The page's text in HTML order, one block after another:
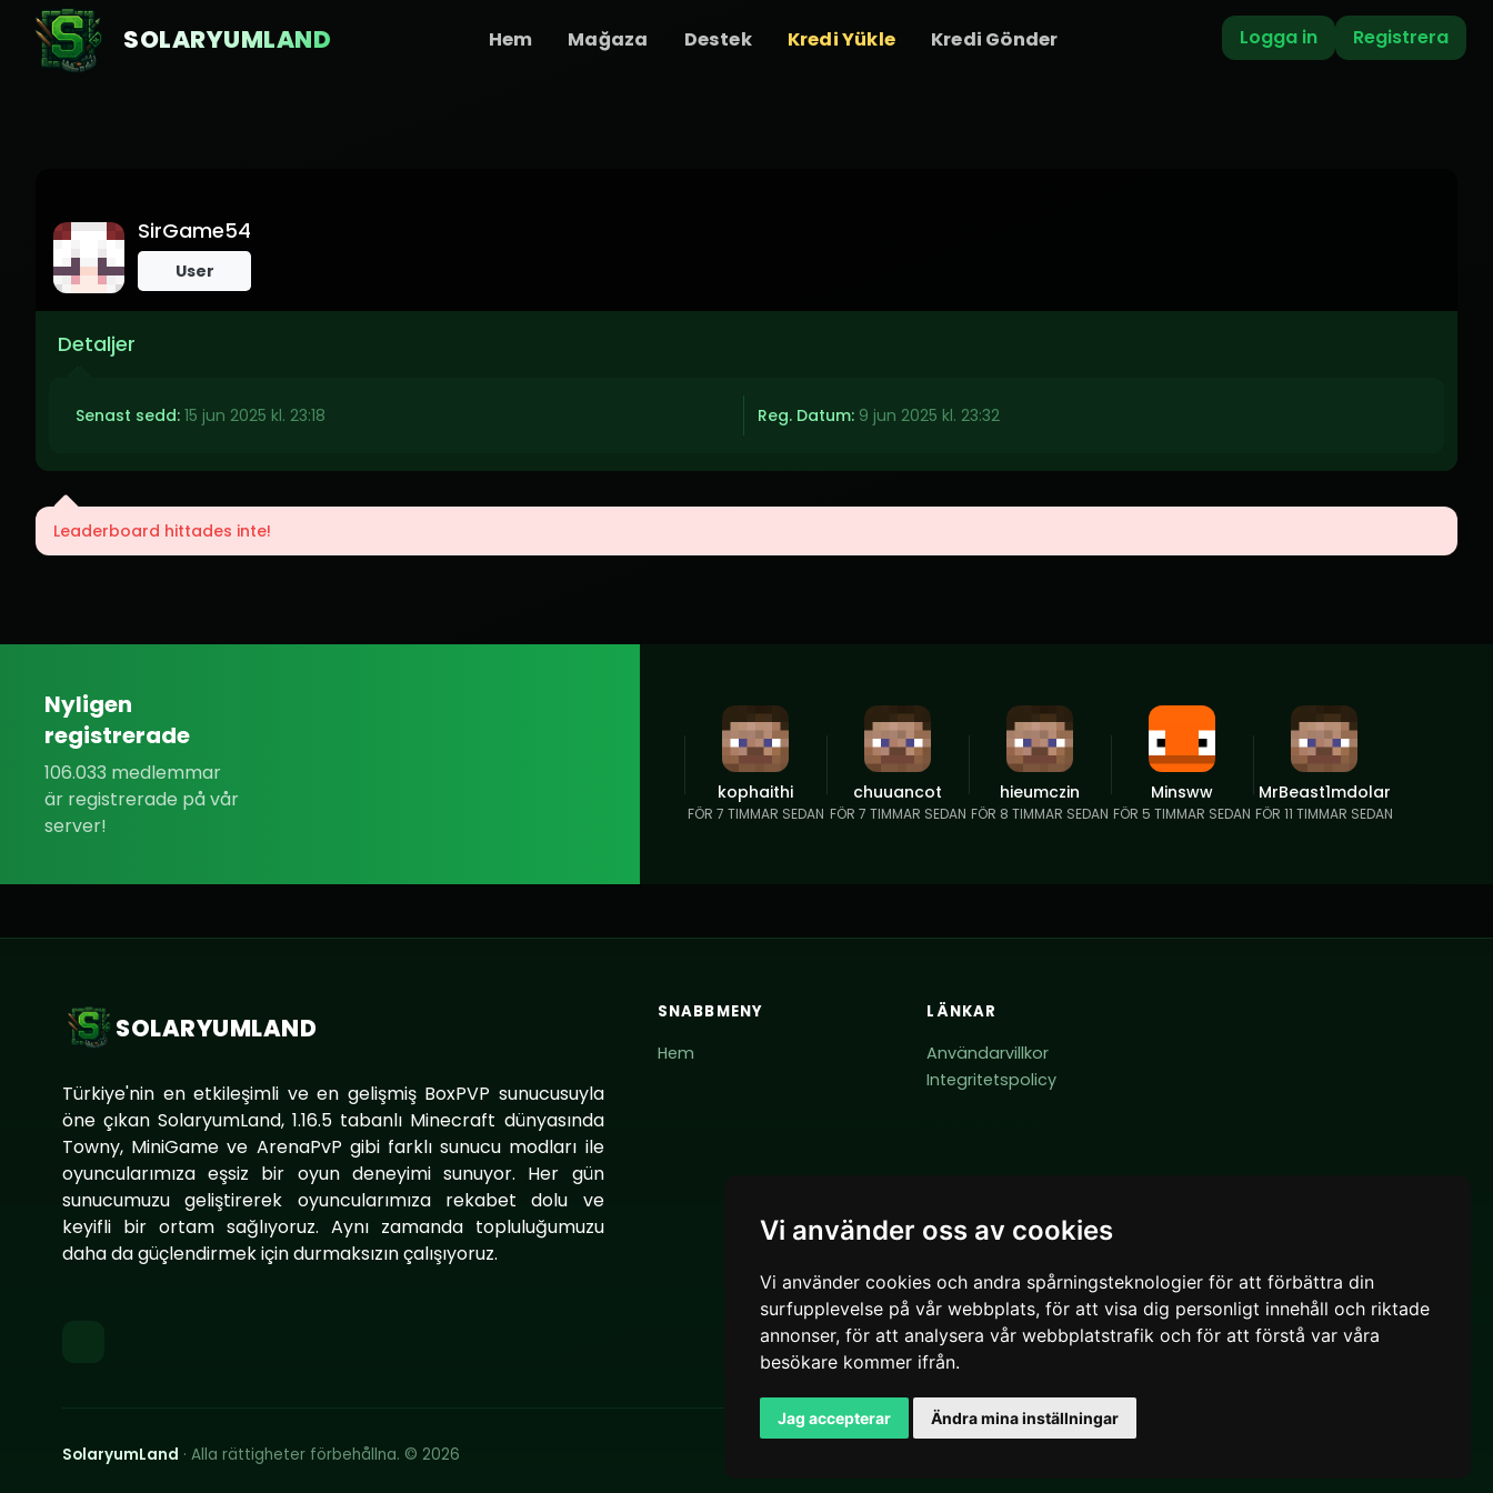
Vi använder oss av cookies
Vi använder cookies och andra spårningsteknologier för att förbättra din
surfupplevelse på vår webbplats, för att visa dig personligt innehåll och riktade
annonser, för att analysera vår webbplatstrafik och för att förstå var våra
besökare kommer ifrån.
Jag accepterar Ändra mina inställningar
Logga in Registrera
SOLARYUMLAND Hem Mağaza Destek Kredi Yükle Kredi Gönder
SirGame54
User
Detaljer
Senast sedd: 15 jun 2025 kl. 23:18 Reg. Datum: 9 jun 2025 kl. 23:32
Leaderboard hittades inte!
Nyligen
registrerade
106.033 medlemmar
är registrerade på vår
server!
kophaithi
FÖR 7 TIMMAR SEDAN
chuuancot
FÖR 7 TIMMAR SEDAN
hieumczin
FÖR 8 TIMMAR SEDAN
Minsww
FÖR 5 TIMMAR SEDAN
MrBeast1mdolar
FÖR 11 TIMMAR SEDAN
SOLARYUMLAND
Türkiye'nin en etkileşimli ve en gelişmiş BoxPVP sunucusuyla
öne çıkan SolaryumLand, 1.16.5 tabanlı Minecraft dünyasında
Towny, MiniGame ve ArenaPvP gibi farklı sunucu modları ile
oyuncularımıza eşsiz bir oyun deneyimi sunuyor. Her gün
sunucumuzu geliştirerek oyuncularımıza rekabet dolu ve
keyifli bir ortam sağlıyoruz. Aynı zamanda topluluğumuzu
daha da güçlendirmek için durmaksızın çalışıyoruz.
SNABBMENY
Hem
LÄNKAR
Användarvillkor
Integritetspolicy
SolaryumLand · Alla rättigheter förbehållna. © 2026